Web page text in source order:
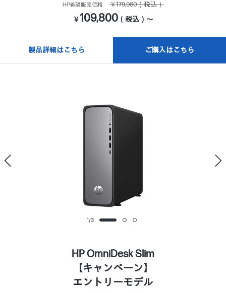
HP希望販売価格 ￥179,960（税込）
￥109,800 （税込）～
製品詳細はこちら ご購入はこちら
1/3
HP OmniDesk Slim
【キャンペーン】
エントリーモデル